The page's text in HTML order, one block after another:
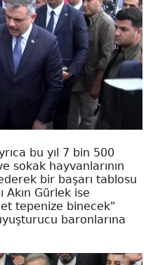
bu yıl 7 bin 500
sokak hayvanlarının
bir başarı tablosu
Akın Gürlek ise
tepenize binecek"
baronlarına